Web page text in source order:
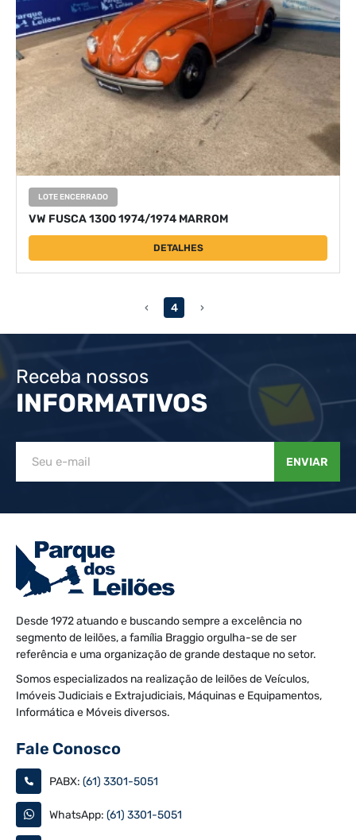
LOTE ENCERRADO
VW FUSCA 1300 1974/1974 MARROM
DETALHES
‹ 4 ›
Receba nossos
INFORMATIVOS
ENVIAR
Desde 1972 atuando e buscando sempre a excelência no
segmento de leilões, a família Braggio orgulha-se de ser
referência e uma organização de grande destaque no setor.
Somos especializados na realização de leilões de Veículos,
Imóveis Judiciais e Extrajudiciais, Máquinas e Equipamentos,
Informática e Móveis diversos.
Fale Conosco
PABX: (61) 3301-5051
WhatsApp: (61) 3301-5051